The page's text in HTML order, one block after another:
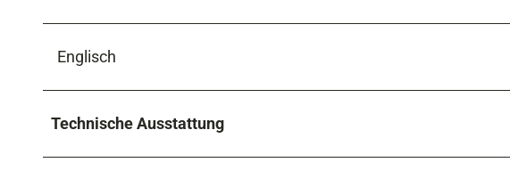
Englisch
Technische Ausstattung